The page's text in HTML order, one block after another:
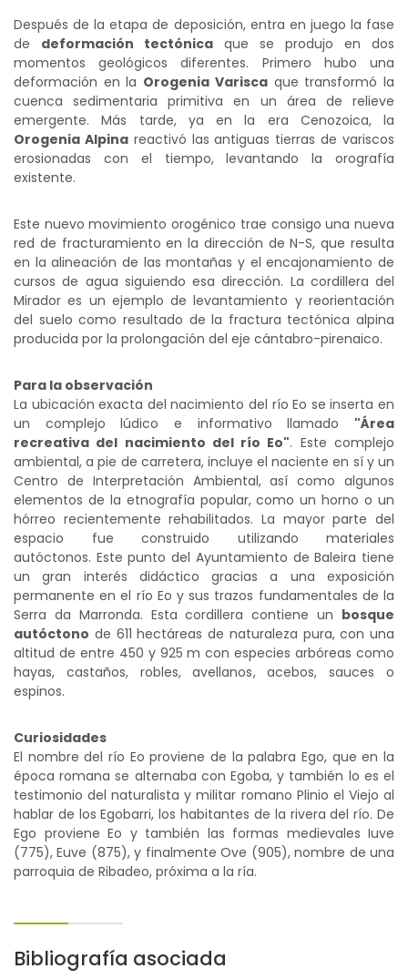
Después de la etapa de deposición, entra en juego la fase
de deformación tectónica que se produjo en dos
momentos geológicos diferentes. Primero hubo una
deformación en la Orogenia Variscaque transformó la
cuenca sedimentaria primitiva en un área de relieve
emergente. Más tarde, ya en la era Cenozoica, la
Orogenia Alpinareactivó las antiguas tierras de variscos
erosionadas con el tiempo, levantando la orografía
existente.
Este nuevo movimiento orogénico trae consigo una nueva
red de fracturamiento en la dirección de N-S, que resulta
en la alineación de las montañas y el encajonamiento de
cursos de agua siguiendo esa dirección. La cordillera del
Mirador es un ejemplo de levantamiento y reorientación
del suelo como resultado de la fractura tectónica alpina
producida por la prolongación del eje cántabro-pirenaico.
Para la observación
La ubicación exacta del nacimiento del río Eo se inserta en
un complejo lúdico e informativo llamado "Área
recreativa del nacimiento del río Eo". Este complejo
ambiental, a pie de carretera, incluye el naciente en sí y un
Centro de Interpretación Ambiental, así como algunos
elementos de la etnografía popular, como un horno o un
hórreo recientemente rehabilitados. La mayor parte del
espacio fue construido utilizando materiales
autóctonos. Este punto del Ayuntamiento de Baleira tiene
un gran interés didáctico gracias a una exposición
permanente en el río Eo y sus trazos fundamentales de la
Serra da Marronda. Esta cordillera contiene un bosque
autóctono de 611 hectáreas de naturaleza pura, con una
altitud de entre 450 y 925 m con especies arbóreas como
hayas, castaños, robles, avellanos, acebos, sauces o
espinos.
Curiosidades
El nombre del río Eo proviene de la palabra Ego, que en la
época romana se alternaba con Egoba, y también lo es el
testimonio del naturalista y militar romano Plinio el Viejo al
hablar de los Egobarri, los habitantes de la rivera del río. De
Ego proviene Eo y también las formas medievales Iuve
(775), Euve (875), y finalmente Ove (905), nombre de una
parroquia de Ribadeo, próxima a la ría.
Bibliografía asociada